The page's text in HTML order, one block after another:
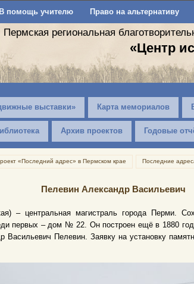
В помощь учителю Право на альтернативу
Пермская региональная
«Центр
выставки» Карта мемориалов
Архив проектов Годовые
«Последний адрес» в Пермском крае Последние
Пелевин Александр Васильевич
– центральная магистраль города Перми.
первых – дом № 22. Он построен ещё в 1880
Пелевин. Заявку на установку